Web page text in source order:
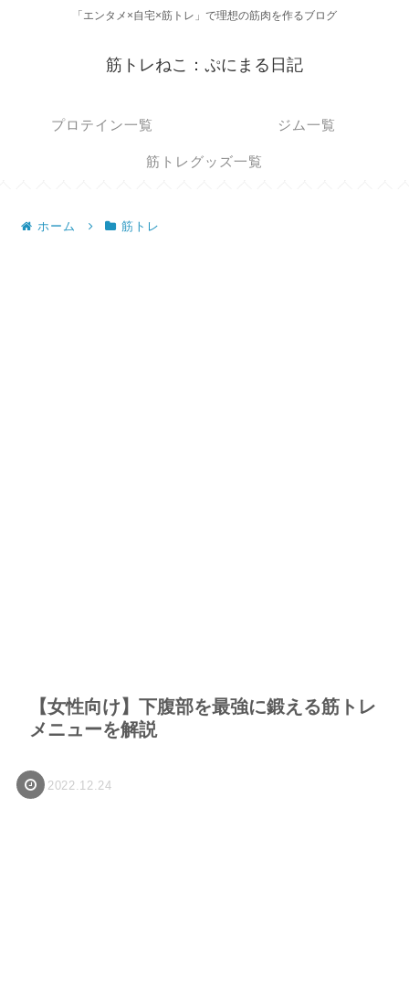
「エンタメ×自宅×筋トレ」で理想の筋肉を作るブログ
筋トレねこ：ぷにまる日記
プロテイン一覧 ジム一覧
筋トレグッズ一覧
ホーム 筋トレ
【女性向け】下腹部を最強に鍛える筋トレ
メニューを解説
2022.12.24